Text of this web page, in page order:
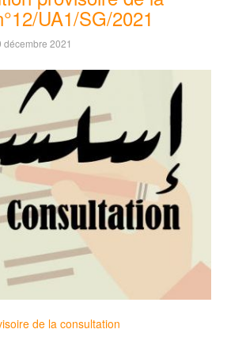
UA1/SG/2021
décembre 2021
de la consultation